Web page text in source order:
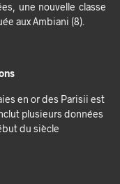
une nouvelle classe
aux Ambiani (8).
en or des Parisii est
plusieurs données
du siècle